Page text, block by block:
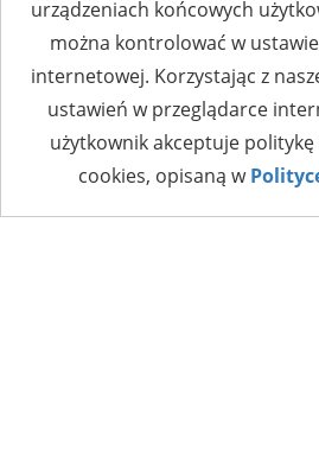
urządzeniach końcowych
można kontrolować w
internetowej. Korzystając z
ustawień w przeglądarce
użytkownik akceptuje
cookies, opisaną w